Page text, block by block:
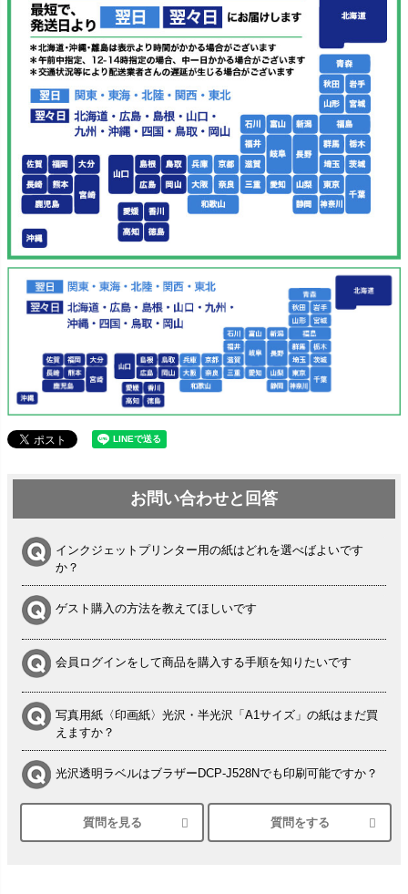
お問い合わせと回答
インクジェットプリンター用の紙はどれを選べばよいです
か？
ゲスト購入の方法を教えてほしいです
会員ログインをして商品を購入する手順を知りたいです
写真用紙〈印画紙〉光沢・半光沢「A1サイズ」の紙はまだ買
えますか？
光沢透明ラベルはブラザーDCP-J528Nでも印刷可能ですか？
シルバーペーパーにEPSON EP-30VAで印刷するときの設定
は？
質問を見る 質問をする